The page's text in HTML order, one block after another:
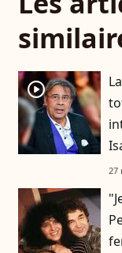
player2
27